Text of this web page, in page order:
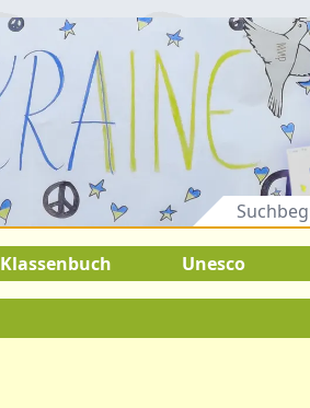
9.Juli 2026 bis 22.August 2026:
Klassenbuch Unesco